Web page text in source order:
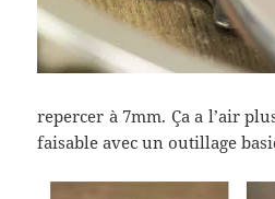
repercer à 7mm. Ça a l’air
faisable avec un outillage